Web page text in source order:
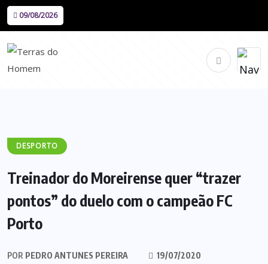
09/08/2026
DESPORTO
Treinador do Moreirense quer “trazer
pontos” do duelo com o campeão FC
Porto
POR PEDRO ANTUNES PEREIRA
19/07/2020